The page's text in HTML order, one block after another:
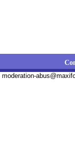
moderation-